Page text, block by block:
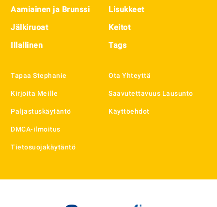
Aamiainen ja Brunssi
Jälkiruoat
Illallinen
Lisukkeet
Keitot
Tags
Tapaa Stephanie
Kirjoita Meille
Paljastuskäytäntö
DMCA-ilmoitus
Tietosuojakäytäntö
Ota Yhteyttä
Saavutettavuus Lausunto
Käyttöehdot